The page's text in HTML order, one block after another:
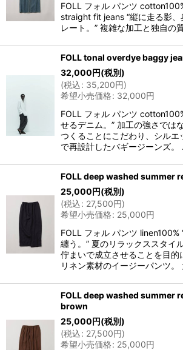
FOLL フォル パンツ
straight fit jeans “縦に走る影、
レート。” 複雑な加工と独自の
FOLL tonal overdye baggy
32,000円(税別)
(税込: 35,200円)
希望小売価格: 32,000円
FOLL フォル パンツ
せるデニム。” 加工の強さでは
つくることにこだわり、シルエ
で再設計したバギージーンズ。
FOLL deep washed summer
25,000円(税別)
(税込: 27,500円)
希望小売価格: 25,000円
FOLL フォル パンツ linen100%
纏う。” 夏のリラックススタイ
佇まいで成立させることを目的
リネン素材のイージーパンツ
FOLL deep washed summer
brown
25,000円(税別)
(税込: 27,500円)
希望小売価格: 25,000円